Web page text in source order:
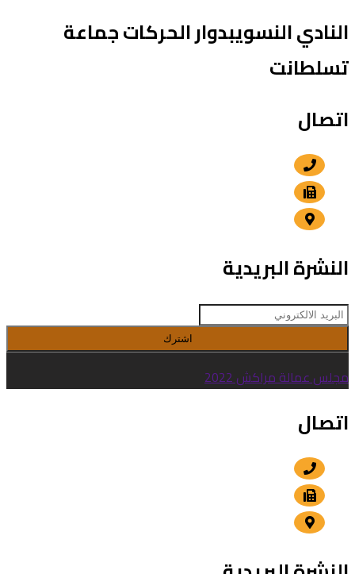
النادي النسويبدوار الحركات جماعة
تسلطانت
اتصال
النشرة البريدية
اشترك
مجلس عمالة مراكش 2022
اتصال